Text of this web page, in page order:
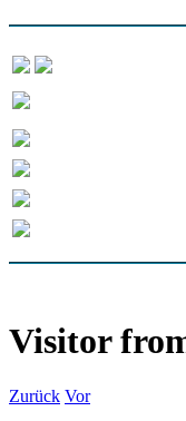
Visitor
Zurück Vor